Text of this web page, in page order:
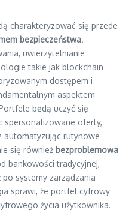
charakteryzować się przede
bezpieczeństwa.
uwierzytelnianie
takie jak blockchain
dostępem i
aspektem
będą uczyć się
spersonalizowane oferty,
automatyzując rutynowe
się również bezproblemowa
bankowości tradycyjnej,
systemy zarządzania
sprawi, że portfel cyfrowy
życia użytkownika.